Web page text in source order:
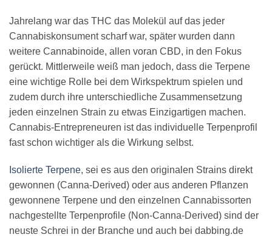
Jahrelang war das THC das Molekül auf das jeder
Cannabiskonsument scharf war, später wurden dann
weitere Cannabinoide, allen voran CBD, in den Fokus
gerückt. Mittlerweile weiß man jedoch, dass die Terpene
eine wichtige Rolle bei dem Wirkspektrum spielen und
zudem durch ihre unterschiedliche Zusammensetzung
jeden einzelnen Strain zu etwas Einzigartigen machen.
Cannabis-Entrepreneuren ist das individuelle Terpenprofil
fast schon wichtiger als die Wirkung selbst.
Isolierte Terpene, sei es aus den originalen Strains direkt
gewonnen (Canna-Derived) oder aus anderen Pflanzen
gewonnene Terpene und den einzelnen Cannabissorten
nachgestellte Terpenprofile (Non-Canna-Derived) sind der
neuste Schrei in der Branche und auch bei dabbing.de